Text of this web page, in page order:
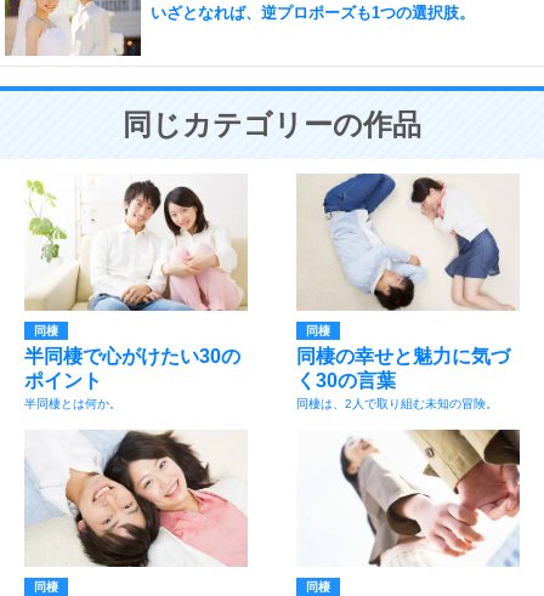
いざとなれば、逆プロポーズも1つの選択肢。
同じカテゴリーの作品
同棲
半同棲で心がけたい30の
ポイント
半同棲とは何か。
同棲
同棲の幸せと魅力に気づ
く30の言葉
同棲は、2人で取り組む未知の冒険。
同棲 同棲